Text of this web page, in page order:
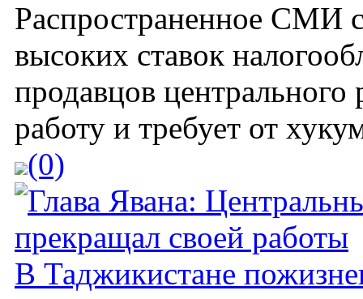
Распространенное СМИ
высоких ставок
продавцов
работу и требует от
(0)
В Таджикистане